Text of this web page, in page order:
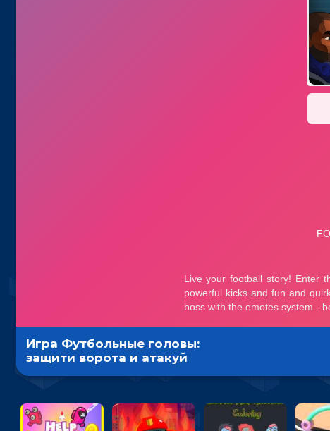
Игра Футбольные головы:
защити ворота и атакуй
соперника на время